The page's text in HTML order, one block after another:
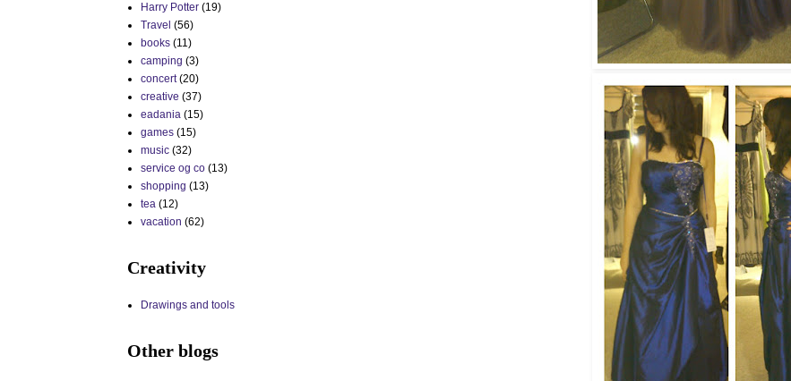
Harry Potter (19)
Travel (56)
books (11)
camping (3)
concert (20)
creative (37)
eadania (15)
games (15)
music (32)
service og co (13)
shopping (13)
tea (12)
vacation (62)
Creativity
Drawings and tools
Other blogs